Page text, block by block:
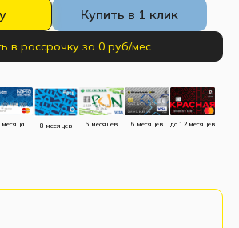
Купить в 1 клик
в рассрочку за 0 руб/мес
месяца 8 месяцев 6 месяцев 6 месяцев до 12 месяцев